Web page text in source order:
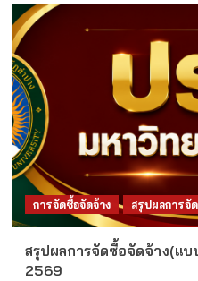
การจัดซื้อจัดจ้าง สรุปผลการจั
สรุปผลการจัดซื้อจัดจ้าง(แ
2569